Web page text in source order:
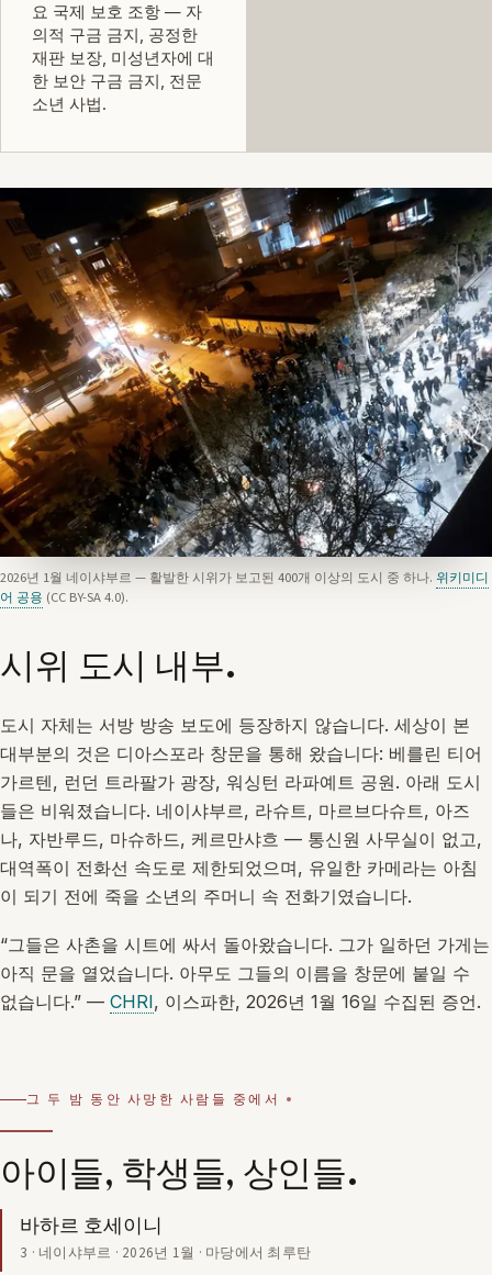
요 국제 보호 조항 — 자
의적 구금 금지, 공정한
재판 보장, 미성년자에 대
한 보안 구금 금지, 전문
소년 사법.
시위 도시 내부.
도시 자체는 서방 방송 보도에 등장하지 않습니다. 세상이 본
대부분의 것은 디아스포라 창문을 통해 왔습니다: 베를린 티어
가르텐, 런던 트라팔가 광장, 워싱턴 라파예트 공원. 아래 도시
들은 비워졌습니다. 네이샤부르, 라슈트, 마르브다슈트, 아즈
나, 자반루드, 마슈하드, 케르만샤흐 — 통신원 사무실이 없고,
대역폭이 전화선 속도로 제한되었으며, 유일한 카메라는 아침
이 되기 전에 죽을 소년의 주머니 속 전화기였습니다.
“그들은 사촌을 시트에 싸서 돌아왔습니다. 그가 일하던 가게는
아직 문을 열었습니다. 아무도 그들의 이름을 창문에 붙일 수
없습니다.” — CHRI, 이스파한, 2026년 1월 16일 수집된 증언.
2026년 1월 네이샤부르 — 활발한 시위가 보고된 400개 이상의 도시 중 하나. 위키미디
어 공용 (CC BY-SA 4.0).
그 두 밤 동안 사망한 사람들 중에서
아이들, 학생들, 상인들.
바하르 호세이니
3 · 네이샤부르 · 2026년 1월 · 마당에서 최루탄